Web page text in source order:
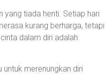
yang tiada henti. Setiap hari
kurang berharga, tetapi
dalam diri adalah
untuk merenungkan diri